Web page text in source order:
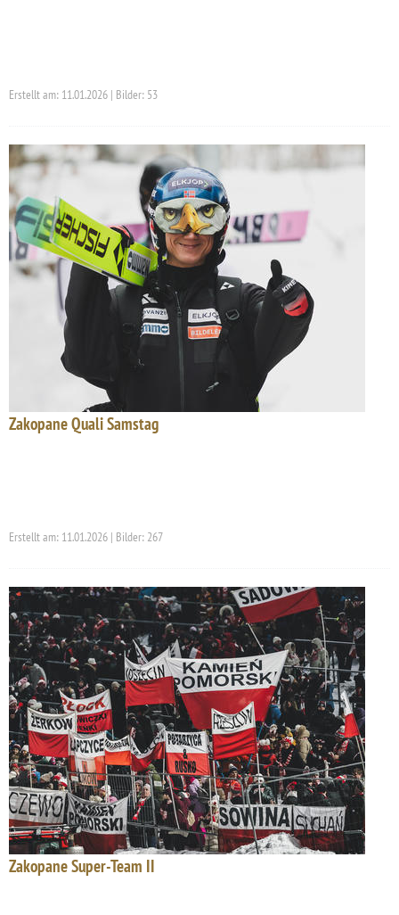
Erstellt am: 11.01.2026 | Bilder: 53
Zakopane Quali Samstag
Erstellt am: 11.01.2026 | Bilder: 267
Zakopane Super-Team II